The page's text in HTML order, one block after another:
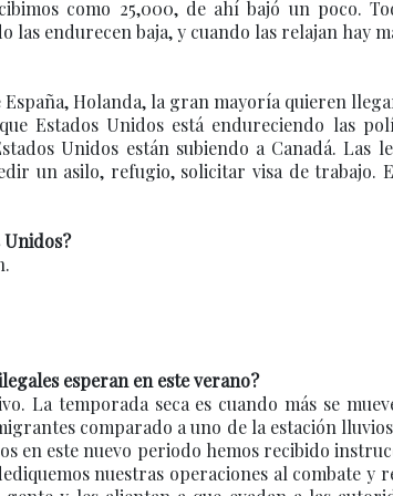
como 25,000, de ahí bajó un poco.
las endurecen baja, y cuando las relajan hay
Holanda, la gran mayoría quieren
Estados Unidos está endureciendo las
Unidos están subiendo a Canadá. Las
un asilo, refugio, solicitar visa de trabajo.
Unidos?
esperan en este verano?
La temporada seca es cuando más se
comparado a uno de la estación
en este nuevo periodo hemos recibido
nuestras operaciones al combate y